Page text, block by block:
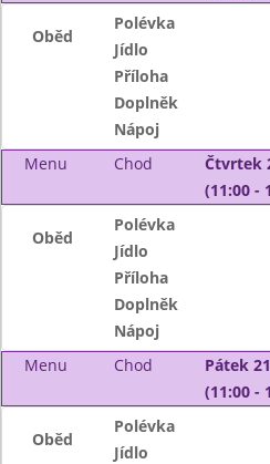
Oběd
Polévka
Jídlo
Příloha
Doplněk
Nápoj
Menu
Chod
Čtvrtek
(11:00 -
Oběd
Polévka
Jídlo
Příloha
Doplněk
Nápoj
Menu
Chod
Pátek
(11:00 -
Oběd
Polévka
Jídlo